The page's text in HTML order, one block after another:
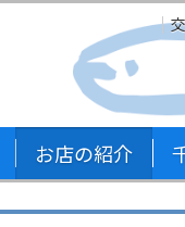
お店の紹介